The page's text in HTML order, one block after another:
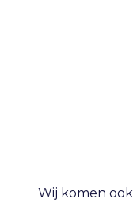
Wij komen ook